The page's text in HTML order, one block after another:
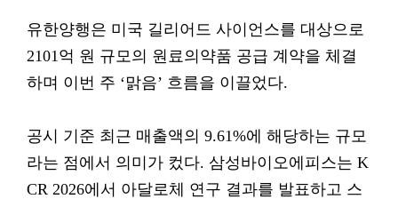
유한양행은 미국 길리어드 사이언스를 대상으로
2101억 원 규모의 원료의약품 공급 계약을 체결
하며 이번 주 ‘맑음’ 흐름을 이끌었다.
공시 기준 최근 매출액의 9.61%에 해당하는 규모
라는 점에서 의미가 컸다. 삼성바이오에피스는 K
CR 2026에서 아달로체 연구 결과를 발표하고 스